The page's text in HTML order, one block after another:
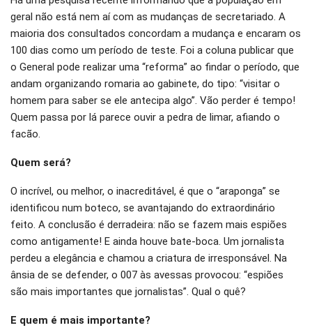
geral não está nem aí com as mudanças de secretariado. A
maioria dos consultados concordam a mudança e encaram os
100 dias como um período de teste. Foi a coluna publicar que
o General pode realizar uma “reforma” ao findar o período, que
andam organizando romaria ao gabinete, do tipo: “visitar o
homem para saber se ele antecipa algo”. Vão perder é tempo!
Quem passa por lá parece ouvir a pedra de limar, afiando o
facão.
Quem será?
O incrível, ou melhor, o inacreditável, é que o “araponga” se
identificou num boteco, se avantajando do extraordinário
feito. A conclusão é derradeira: não se fazem mais espiões
como antigamente! E ainda houve bate-boca. Um jornalista
perdeu a elegância e chamou a criatura de irresponsável. Na
ânsia de se defender, o 007 às avessas provocou: “espiões
são mais importantes que jornalistas”. Qual o quê?
E quem é mais importante?